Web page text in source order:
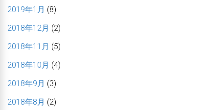
2019年1月 (8)
2018年12月 (2)
2018年11月 (5)
2018年10月 (4)
2018年9月 (3)
2018年8月 (2)